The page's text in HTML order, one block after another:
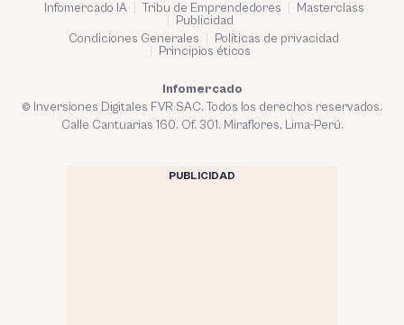
Infomercado IA Tribu de Emprendedores
Masterclass
Publicidad
Condiciones Generales
Políticas de privacidad
Principios éticos
Infomercado
© Inversiones Digitales FVR SAC. Todos los derechos reservados.
Calle Cantuarias 160. Of. 301. Miraflores, Lima-Perú.
PUBLICIDAD